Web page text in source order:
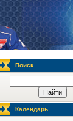
Поиск
Календарь